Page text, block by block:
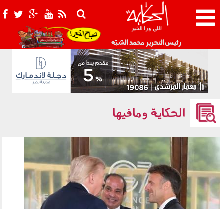
رئيس التحرير محمد الشبّه 021_2.png
الحكاية ومافيها
170601.jpg